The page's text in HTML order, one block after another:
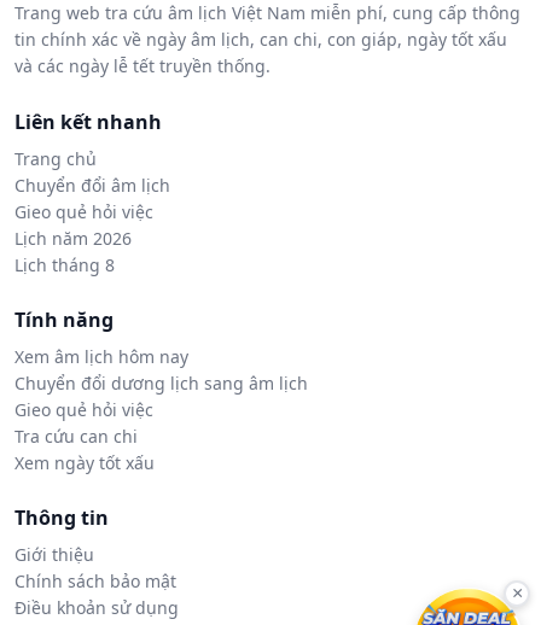
Trang web tra cứu âm lịch Việt Nam miễn phí, cung cấp thông
tin chính xác về ngày âm lịch, can chi, con giáp, ngày tốt xấu
và các ngày lễ tết truyền thống.
Liên kết nhanh
Trang chủ
Chuyển đổi âm lịch
Gieo quẻ hỏi việc
Lịch năm 2026
Lịch tháng 8
Tính năng
Xem âm lịch hôm nay
Chuyển đổi dương lịch sang âm lịch
Gieo quẻ hỏi việc
Tra cứu can chi
Xem ngày tốt xấu
Thông tin
Giới thiệu
Chính sách bảo mật
Điều khoản sử dụng
×